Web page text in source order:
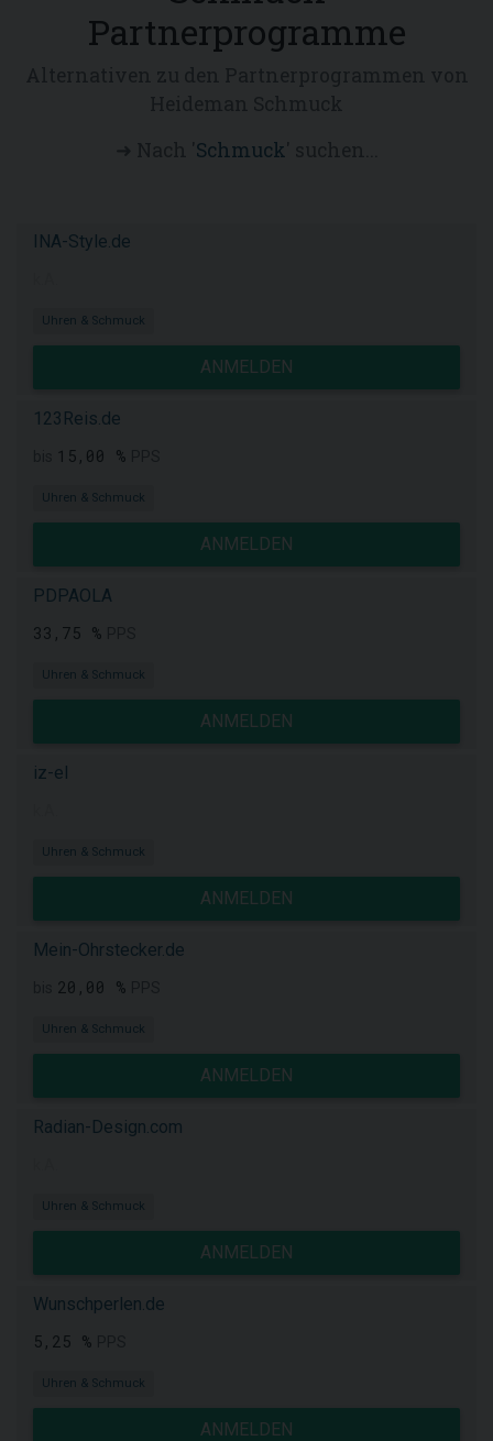
Partnerprogramme
Schmuck
INA-Style.de
Uhren & Schmuck
ANMELDEN
123Reis.de
15,00 %
Uhren & Schmuck
ANMELDEN
PDPAOLA
33,75 %
Uhren & Schmuck
ANMELDEN
iz-el
Uhren & Schmuck
ANMELDEN
Mein-Ohrstecker.de
20,00 %
Uhren & Schmuck
ANMELDEN
Radian-Design.com
Uhren & Schmuck
ANMELDEN
Wunschperlen.de
5,25 %
Uhren & Schmuck
ANMELDEN